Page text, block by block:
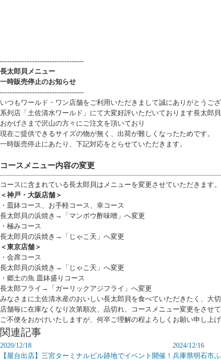
----------------------------------
長太郎貝メニュー
一時販売停止のお知らせ
----------------------------------
いつもワールド・ワン店舗をご利用いただきまして誠にありがとうご
系列店「土佐清水ワールド」にて大変好評いただいております長太郎
おかげさまで沢山の方々にご注文を頂いており
現在ご提供できるサイズの物が無く、出荷が難しくなったためです。
一時販売停止にあたり、下記対応をとらせていただきます。
コースメニュー内容の変更
コースに含まれている長太郎貝はメニューを変更させていただきます。
＜神戸・大阪店舗＞
・皿鉢コース、お手軽コース、幸コース
長太郎貝の浜焼き→「マンボウ酢味噌」へ変更
・極みコース
長太郎貝の浜焼き→「じゃこ天」へ変更
＜東京店舗＞
・会席コース
長太郎貝の浜焼き→「じゃこ天」へ変更
・郷土の魚 皿鉢盛りコース
長太郎フライ→「ガーリックアジフライ」へ変更
みなさまに土佐清水産のおいしい長太郎貝を食べていただきたく、大
店舗毎に在庫なくなり次第順次、品切れ、コースメニュー変更をさせ
ご不便をおかけいたしますが、何卒ご理解の程よろしくお願い申し上
関連記事
2020/12/18
【屋台出店】三宮ターミナルビル跡地でイベント開催！
2024/12/16
兵庫県明石市